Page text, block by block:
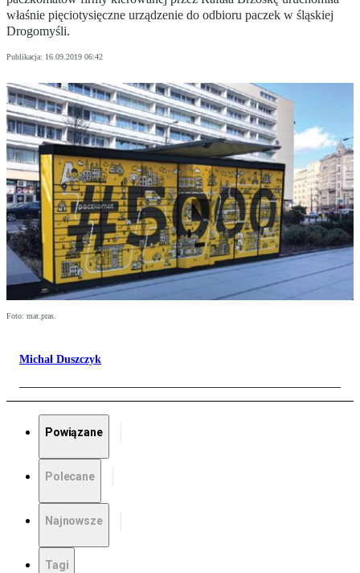
właśnie pięciotysięczne urządzenie do odbioru paczek w śląskiej
Drogomyśli.
Publikacja: 16.09.2019 06:42
Foto: mat.pras.
Michał Duszczyk
Powiązane
Polecane
Najnowsze
Tagi